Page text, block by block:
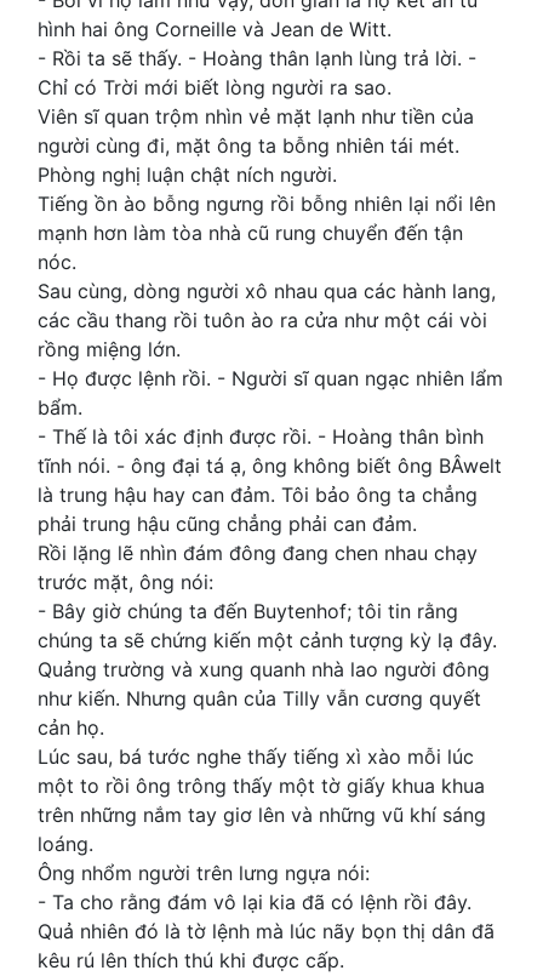
hình hai ông Corneille và Jean de Witt.
- Rồi ta sẽ thấy. - Hoàng thân lạnh lùng trả lời. -
Chỉ có Trời mới biết lòng người ra sao.
Viên sĩ quan trộm nhìn vẻ mặt lạnh như tiền của
người cùng đi, mặt ông ta bỗng nhiên tái mét.
Phòng nghị luận chật ních người.
Tiếng ồn ào bỗng ngưng rồi bỗng nhiên lại nổi lên
mạnh hơn làm tòa nhà cũ rung chuyển đến tận
nóc.
Sau cùng, dòng người xô nhau qua các hành lang,
các cầu thang rồi tuôn ào ra cửa như một cái vòi
rồng miệng lớn.
- Họ được lệnh rồi. - Người sĩ quan ngạc nhiên lẩm
bẩm.
- Thế là tôi xác định được rồi. - Hoàng thân bình
tĩnh nói. - ông đại tá ạ, ông không biết ông BÂwelt
là trung hậu hay can đảm. Tôi bảo ông ta chẳng
phải trung hậu cũng chẳng phải can đảm.
Rồi lặng lẽ nhìn đám đông đang chen nhau chạy
trước mặt, ông nói:
- Bây giờ chúng ta đến Buytenhof; tôi tin rằng
chúng ta sẽ chứng kiến một cảnh tượng kỳ lạ đây.
Quảng trường và xung quanh nhà lao người đông
như kiến. Nhưng quân của Tilly vẫn cương quyết
cản họ.
Lúc sau, bá tước nghe thấy tiếng xì xào mỗi lúc
một to rồi ông trông thấy một tờ giấy khua khua
trên những nắm tay giơ lên và những vũ khí sáng
loáng.
Ông nhổm người trên lưng ngựa nói:
- Ta cho rằng đám vô lại kia đã có lệnh rồi đây.
Quả nhiên đó là tờ lệnh mà lúc nãy bọn thị dân đã
kêu rú lên thích thú khi được cấp.